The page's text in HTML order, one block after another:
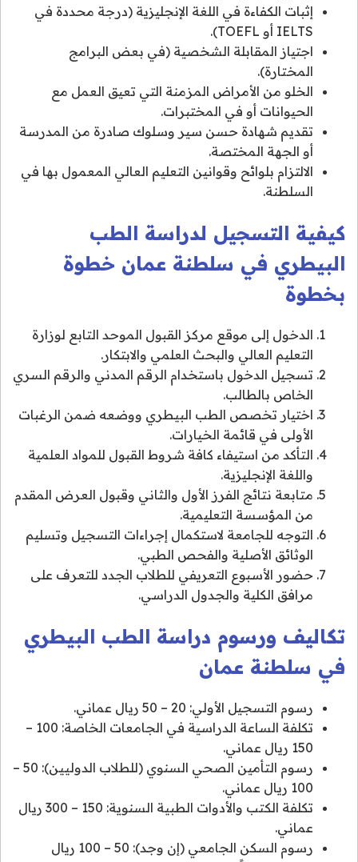
إثبات الكفاءة في اللغة الإنجليزية (درجة محددة في
IELTS أو TOEFL).
اجتياز المقابلة الشخصية (في بعض البرامج
المختارة).
الخلو من الأمراض المزمنة التي تعيق العمل مع
الحيوانات أو في المختبرات.
تقديم شهادة حسن سير وسلوك صادرة من المدرسة
أو الجهة المختصة.
الالتزام بلوائح وقوانين التعليم العالي المعمول بها في
السلطنة.
كيفية التسجيل لدراسة الطب
البيطري في سلطنة عمان خطوة
بخطوة
الدخول إلى موقع مركز القبول الموحد التابع لوزارة
التعليم العالي والبحث العلمي والابتكار.
تسجيل الدخول باستخدام الرقم المدني والرقم السري
الخاص بالطالب.
اختيار تخصص الطب البيطري ووضعه ضمن الرغبات
الأولى في قائمة الخيارات.
التأكد من استيفاء كافة شروط القبول للمواد العلمية
واللغة الإنجليزية.
متابعة نتائج الفرز الأول والثاني وقبول العرض المقدم
من المؤسسة التعليمية.
التوجه للجامعة لاستكمال إجراءات التسجيل وتسليم
الوثائق الأصلية والفحص الطبي.
حضور الأسبوع التعريفي للطلاب الجدد للتعرف على
مرافق الكلية والجدول الدراسي.
تكاليف ورسوم دراسة الطب البيطري
في سلطنة عمان
رسوم التسجيل الأولي: 20 – 50 ريال عماني.
تكلفة الساعة الدراسية في الجامعات الخاصة: 100 –
150 ريال عماني.
رسوم التأمين الصحي السنوي (للطلاب الدوليين): 50 –
100 ريال عماني.
تكلفة الكتب والأدوات الطبية السنوية: 150 – 300 ريال
عماني.
رسوم السكن الجامعي (إن وجد): 50 – 100 ريال